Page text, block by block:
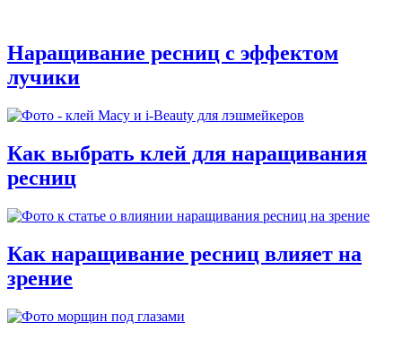
Наращивание ресниц с эффектом
лучики
Как выбрать клей для наращивания
ресниц
Как наращивание ресниц влияет на
зрение